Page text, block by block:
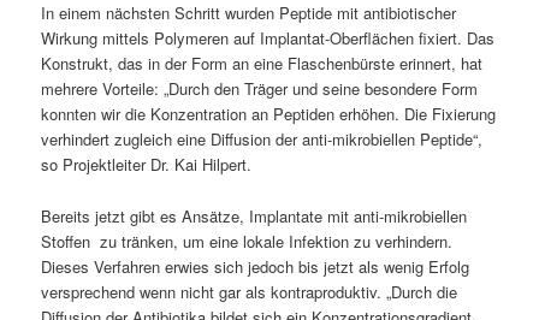
In einem nächsten Schritt wurden Peptide mit antibiotischer
Wirkung mittels Polymeren auf Implantat-Oberflächen fixiert. Das
Konstrukt, das in der Form an eine Flaschenbürste erinnert, hat
mehrere Vorteile: „Durch den Träger und seine besondere Form
konnten wir die Konzentration an Peptiden erhöhen. Die Fixierung
verhindert zugleich eine Diffusion der anti-mikrobiellen Peptide“,
so Projektleiter Dr. Kai Hilpert.
Bereits jetzt gibt es Ansätze, Implantate mit anti-mikrobiellen
Stoffen zu tränken, um eine lokale Infektion zu verhindern.
Dieses Verfahren erwies sich jedoch bis jetzt als wenig Erfolg
versprechend wenn nicht gar als kontraproduktiv. „Durch die